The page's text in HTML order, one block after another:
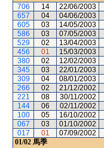
706
14 22/06/2003
657
04 04/06/2003
605
03 14/05/2003
586
03 07/05/2003
529
02 13/04/2003
456
01 15/03/2003
380
02 12/02/2003
345
03 22/01/2003
309
04 08/01/2003
266
02 21/12/2002
221
08 30/11/2002
144
06 02/11/2002
100
05 16/10/2002
067
03 01/10/2002
017
01 07/09/2002
01/02 馬季